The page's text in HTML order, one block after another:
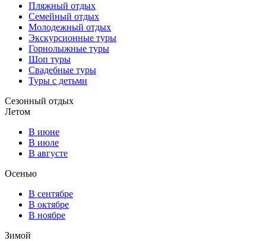
Пляжный отдых
Семейный отдых
Молодежный отдых
Экскурсионные туры
Горнолыжные туры
Шоп туры
Свадебные туры
Туры с детьми
Сезонный отдых
Летом
В июне
В июле
В августе
Осенью
В сентябре
В октябре
В ноябре
Зимой